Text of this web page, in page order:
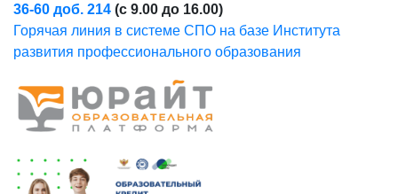
36-60 доб. 214 (с 9.00 до 16.00)
Горячая линия в системе СПО на базе Института
развития профессионального образования